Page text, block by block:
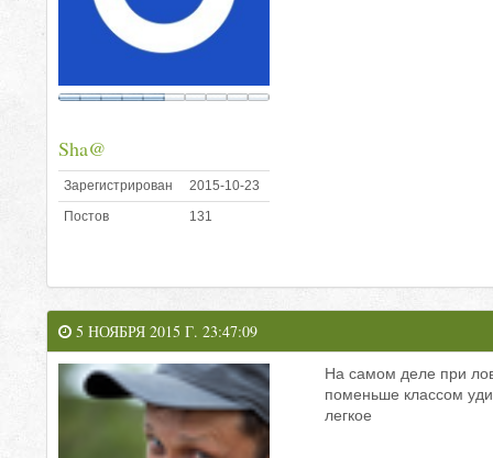
Sha@
Зарегистрирован
2015-10-23
Постов
131
5 НОЯБРЯ 2015 Г. 23:47:09
На самом деле при
поменьше классом
легкое